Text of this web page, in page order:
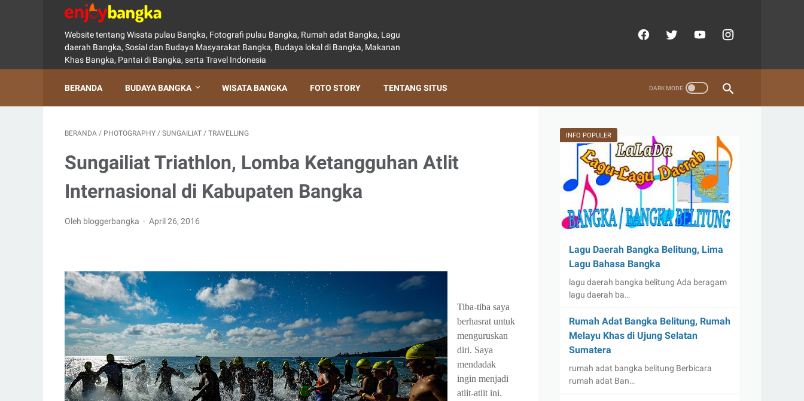
Website tentang Wisata pulau Bangka, Fotografi pulau Bangka, Rumah adat Bangka, Lagu
daerah Bangka, Sosial dan Budaya Masyarakat Bangka, Budaya lokal di Bangka, Makanan
Khas Bangka, Pantai di Bangka, serta Travel Indonesia
BERANDA BUDAYA BANGKA WISATA BANGKA FOTO STORY TENTANG SITUS
BERANDA / PHOTOGRAPHY / SUNGAILIAT / TRAVELLING
Sungailiat Triathlon, Lomba Ketangguhan Atlit
Internasional di Kabupaten Bangka
Oleh bloggerbangka April 26, 2016
Tiba-tiba saya
berhasrat untuk
menguruskan
diri. Saya
mendadak
ingin menjadi
atlit-atlit ini.
INFO POPULER
Lagu Daerah Bangka Belitung, Lima
Lagu Bahasa Bangka
lagu daerah bangka belitung Ada beragam
lagu daerah ba…
Rumah Adat Bangka Belitung, Rumah
Melayu Khas di Ujung Selatan
Sumatera
rumah adat bangka belitung Berbicara
rumah adat Ban…